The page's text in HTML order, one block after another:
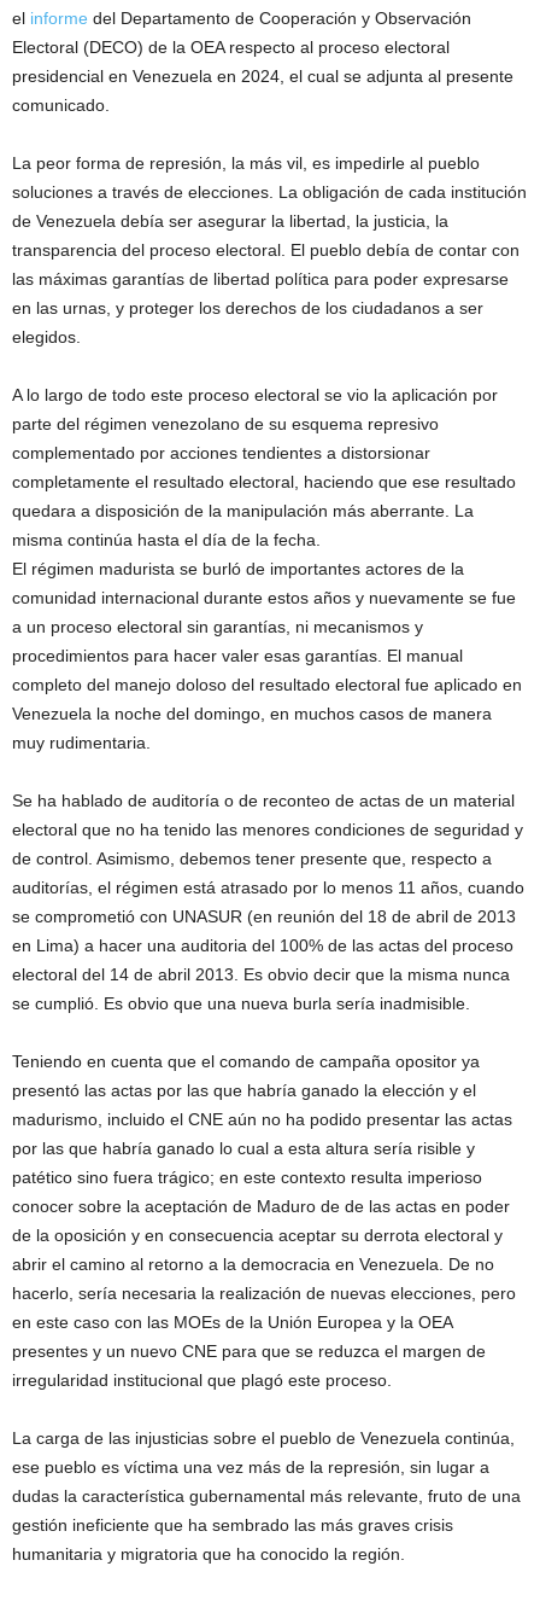
el informe del Departamento de Cooperación y Observación
Electoral (DECO) de la OEA respecto al proceso electoral
presidencial en Venezuela en 2024, el cual se adjunta al presente
comunicado.
La peor forma de represión, la más vil, es impedirle al pueblo
soluciones a través de elecciones. La obligación de cada institución
de Venezuela debía ser asegurar la libertad, la justicia, la
transparencia del proceso electoral. El pueblo debía de contar con
las máximas garantías de libertad política para poder expresarse
en las urnas, y proteger los derechos de los ciudadanos a ser
elegidos.
A lo largo de todo este proceso electoral se vio la aplicación por
parte del régimen venezolano de su esquema represivo
complementado por acciones tendientes a distorsionar
completamente el resultado electoral, haciendo que ese resultado
quedara a disposición de la manipulación más aberrante. La
misma continúa hasta el día de la fecha.
El régimen madurista se burló de importantes actores de la
comunidad internacional durante estos años y nuevamente se fue
a un proceso electoral sin garantías, ni mecanismos y
procedimientos para hacer valer esas garantías. El manual
completo del manejo doloso del resultado electoral fue aplicado en
Venezuela la noche del domingo, en muchos casos de manera
muy rudimentaria.
Se ha hablado de auditoría o de reconteo de actas de un material
electoral que no ha tenido las menores condiciones de seguridad y
de control. Asimismo, debemos tener presente que, respecto a
auditorías, el régimen está atrasado por lo menos 11 años, cuando
se comprometió con UNASUR (en reunión del 18 de abril de 2013
en Lima) a hacer una auditoria del 100% de las actas del proceso
electoral del 14 de abril 2013. Es obvio decir que la misma nunca
se cumplió. Es obvio que una nueva burla sería inadmisible.
Teniendo en cuenta que el comando de campaña opositor ya
presentó las actas por las que habría ganado la elección y el
madurismo, incluido el CNE aún no ha podido presentar las actas
por las que habría ganado lo cual a esta altura sería risible y
patético sino fuera trágico; en este contexto resulta imperioso
conocer sobre la aceptación de Maduro de de las actas en poder
de la oposición y en consecuencia aceptar su derrota electoral y
abrir el camino al retorno a la democracia en Venezuela. De no
hacerlo, sería necesaria la realización de nuevas elecciones, pero
en este caso con las MOEs de la Unión Europea y la OEA
presentes y un nuevo CNE para que se reduzca el margen de
irregularidad institucional que plagó este proceso.
La carga de las injusticias sobre el pueblo de Venezuela continúa,
ese pueblo es víctima una vez más de la represión, sin lugar a
dudas la característica gubernamental más relevante, fruto de una
gestión ineficiente que ha sembrado las más graves crisis
humanitaria y migratoria que ha conocido la región.